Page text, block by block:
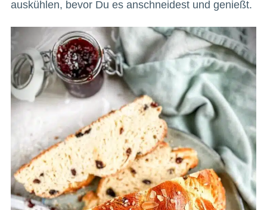
auskühlen, bevor Du es anschneidest und genießt.